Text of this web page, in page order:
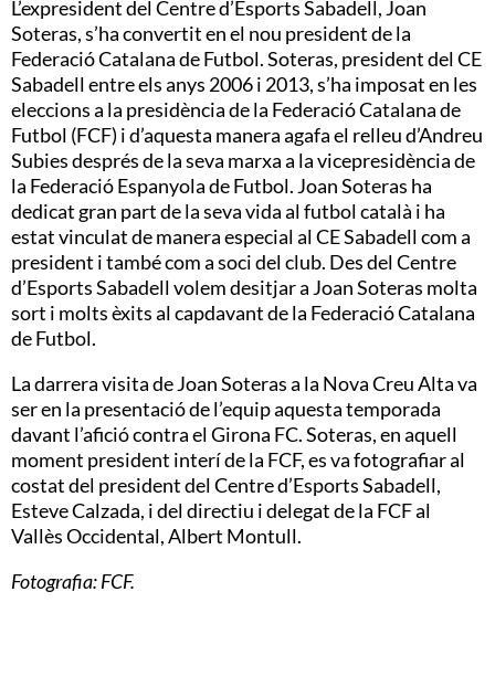
L’expresident del Centre d’Esports Sabadell, Joan
Soteras, s’ha convertit en el nou president de la
Federació Catalana de Futbol. Soteras, president del CE
Sabadell entre els anys 2006 i 2013, s’ha imposat en les
eleccions a la presidència de la Federació Catalana de
Futbol (FCF) i d’aquesta manera agafa el relleu d’Andreu
Subies després de la seva marxa a la vicepresidència de
la Federació Espanyola de Futbol. Joan Soteras ha
dedicat gran part de la seva vida al futbol català i ha
estat vinculat de manera especial al CE Sabadell com a
president i també com a soci del club. Des del Centre
d’Esports Sabadell volem desitjar a Joan Soteras molta
sort i molts èxits al capdavant de la Federació Catalana
de Futbol.
La darrera visita de Joan Soteras a la Nova Creu Alta va
ser en la presentació de l’equip aquesta temporada
davant l’afició contra el Girona FC. Soteras, en aquell
moment president interí de la FCF, es va fotografiar al
costat del president del Centre d’Esports Sabadell,
Esteve Calzada, i del directiu i delegat de la FCF al
Vallès Occidental, Albert Montull.
Fotografia: FCF.